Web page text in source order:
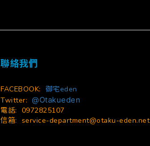
聯絡我們
FACEBOOK: 御宅eden
Twitter: @Otakueden
電話: 0972825107
信箱: service-department@otaku-eden.net